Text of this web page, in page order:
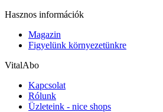
Hasznos információk
Magazin
Figyelünk környezetünkre
VitalAbo
Kapcsolat
Rólunk
Üzleteink - nice shops